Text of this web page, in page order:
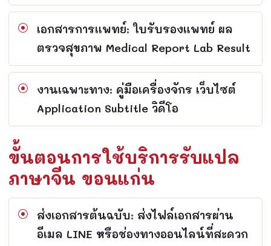
เอกสารการแพทย์: ใบรับรองแพทย์ ผล
ตรวจสุขภาพ Medical Report Lab Result
งานเฉพาะทาง: คู่มือเครื่องจักร เว็บไซต์
Application Subtitle วิดีโอ
ขั้นตอนการใช้บริการรับแปล
ภาษาจีน ขอนแก่น
ส่งเอกสารต้นฉบับ: ส่งไฟล์เอกสารผ่าน
อีเมล LINE หรือช่องทางออนไลน์ที่สะดวก